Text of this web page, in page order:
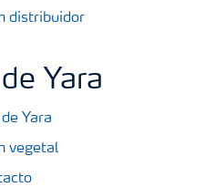
distribuidor
Yara
Yara
vegetal